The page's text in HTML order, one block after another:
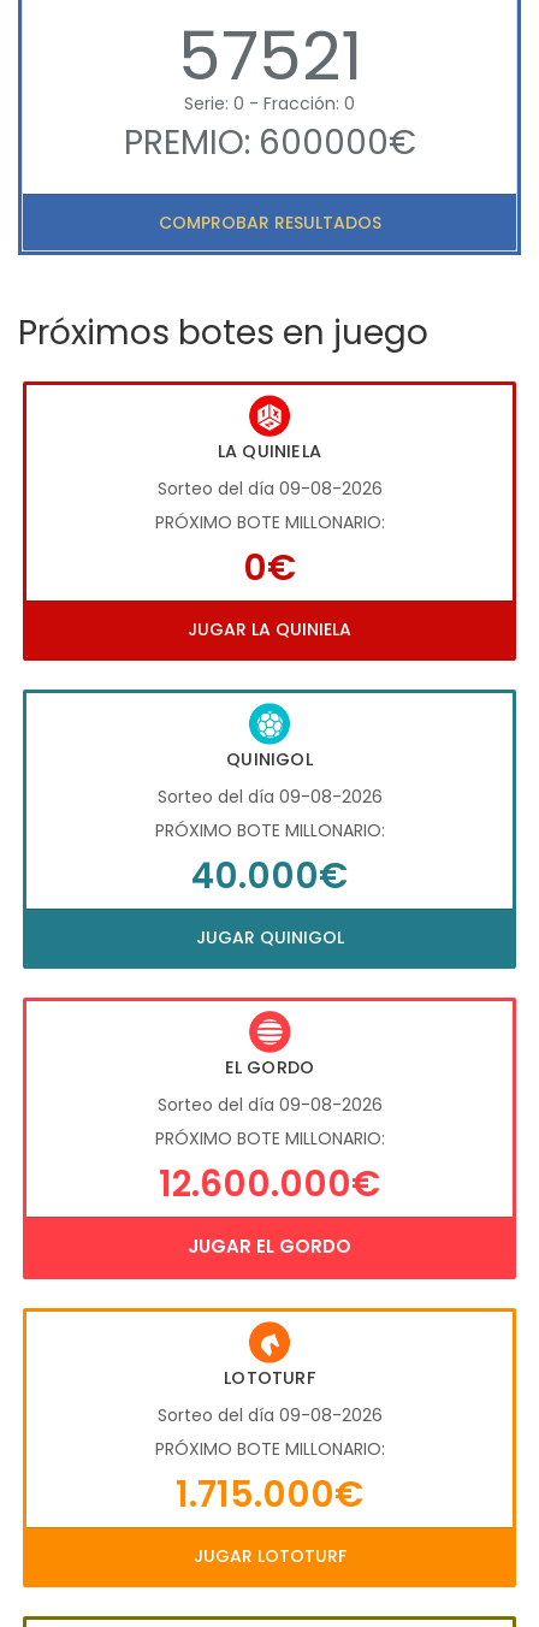
57521
Serie: 0 - Fracción: 0
PREMIO: 600000€
COMPROBAR RESULTADOS
Próximos botes en juego
LA QUINIELA
Sorteo del día 09-08-2026
PRÓXIMO BOTE MILLONARIO:
0€
JUGAR LA QUINIELA
QUINIGOL
Sorteo del día 09-08-2026
PRÓXIMO BOTE MILLONARIO:
40.000€
JUGAR QUINIGOL
EL GORDO
Sorteo del día 09-08-2026
PRÓXIMO BOTE MILLONARIO:
12.600.000€
JUGAR EL GORDO
LOTOTURF
Sorteo del día 09-08-2026
PRÓXIMO BOTE MILLONARIO:
1.715.000€
JUGAR LOTOTURF